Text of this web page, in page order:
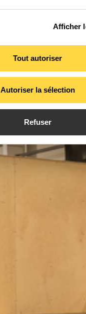
Afficher
Tout autoriser
Autoriser la sélection
Refuser